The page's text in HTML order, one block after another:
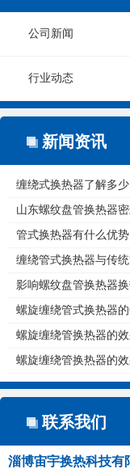
公司新闻
行业动态
新闻资讯
缠绕式换热器了解多
山东螺纹盘管换热器
重...
管式换热器有什么优
缠绕管式换热器与传
热...
影响螺纹盘管换热器
原...
螺旋缠绕管式换热器
些...
螺旋缠绕管换热器的
螺旋缠绕管换热器的
联系我们
淄博宙宇换热科技有